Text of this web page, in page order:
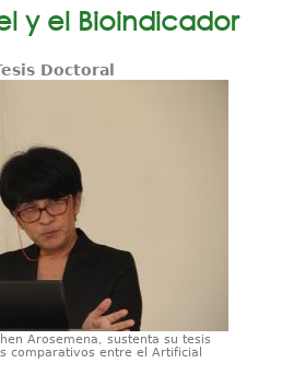
Académica
y el Bioindicador
Doctoral
Arosemena, sustenta su tesis
comparativos entre el Artificial